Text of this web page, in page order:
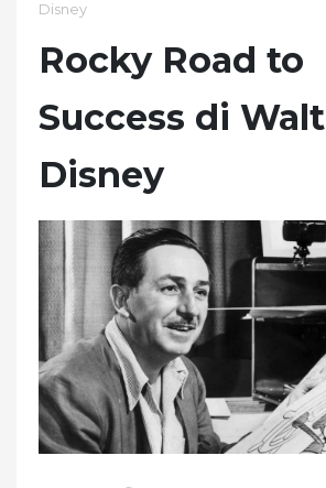
Disney
Rocky Road to
Success di Walt
Disney